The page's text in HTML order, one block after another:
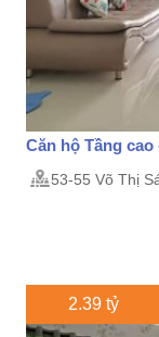
Căn hộ Tầng cao
53-55 Võ Thị
2.39 tỷ